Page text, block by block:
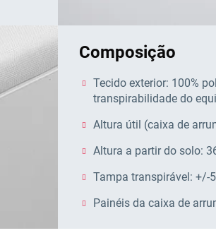
Composição
Tecido exterior: 100%
transpirabilidade do
Altura útil (caixa de
Altura a partir do solo:
Tampa transpirável: +/-
Painéis da caixa de